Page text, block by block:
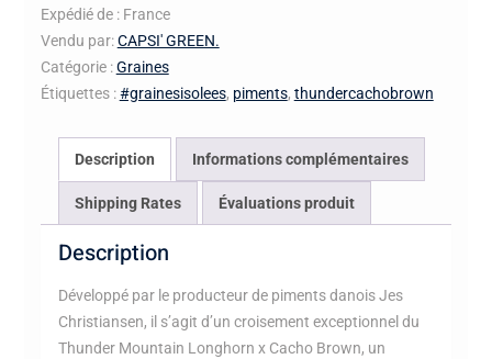
Cacho
Brown
Expédié de : France
Vendu par:CAPSI' GREEN.
Catégorie :Graines
Étiquettes :#grainesisolees, piments, thundercachobrown
Description Informations complémentaires
Shipping Rates Évaluations produit
Description
Développé par le producteur de piments danois Jes
Christiansen, il s’agit d’un croisement exceptionnel du
Thunder Mountain Longhorn x Cacho Brown, un